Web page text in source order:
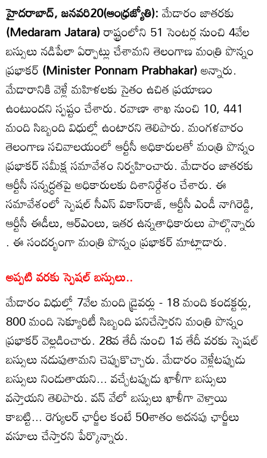
హైదరాబాద్, జనవరి20(ఆంధ్రజ్యోతి):మేడారం జాతరకు
(Medaram Jatara)రాష్ట్రంలోని 51 సెంటర్ల నుంచి 4వేల
బస్సులు నడిపేలా ఏర్పాట్లు చేశామని తెలంగాణ మంత్రి పొన్నం
ప్రభాకర్ (Minister Ponnam Prabhakar)అన్నారు.
మేడారానికి వెళ్లే మహిళలకు సైతం ఉచిత ప్రయాణం
ఉంటుందని స్పష్టం చేశారు. రవాణా శాఖ నుంచి 10, 441
మంది సిబ్బంది విధుల్లో ఉంటారని తెలిపారు. మంగళవారం
తెలంగాణ సచివాలయంలో ఆర్టీసీ అధికారులతో మంత్రి పొన్నం
ప్రభాకర్ సమీక్ష సమావేశం నిర్వహించారు. మేడారం జాతరకు
ఆర్టీసీ సన్నద్ధతపై అధికారులకు దిశానిర్దేశం చేశారు. ఈ
సమావేశంలో స్పెషల్ సీఎస్ వికాస్‌రాజ్, ఆర్టీసీ ఎండీ నాగిరెడ్డి,
ఆర్టీసీ ఈడీలు, ఆర్ఎంలు, ఇతర ఉన్నతాధికారులు పాల్గొన్నారు
. ఈ సందర్భంగా మంత్రి పొన్నం ప్రభాకర్ మాట్లాడారు.
అప్పటి వరకు స్పెషల్ బస్సులు..
మేడారం విధుల్లో 7వేల మంది డ్రైవర్లు - 18 మంది కండక్టర్లు,
800 మంది సెక్యూరిటీ సిబ్బంది పనిచేస్తారని మంత్రి పొన్నం
ప్రభాకర్ వెల్లడించారు. 28వ తేదీ నుంచి 1వ తేదీ వరకు స్పెషల్
బస్సులు నడుపుతామని చెప్పుకొచ్చారు. మేడారం వెళ్లేటప్పుడు
బస్సులు నిండుతాయని... వచ్చేటప్పుడు ఖాళీగా బస్సులు
వస్తాయని తెలిపారు. వన్ వేలో బస్సులు ఖాళీగా వెళ్తాయి
కాబట్టి... రెగ్యులర్ ఛార్జీల కంటే 50శాతం అదనపు ఛార్జీలు
వసూలు చేస్తారని పేర్కొన్నారు.